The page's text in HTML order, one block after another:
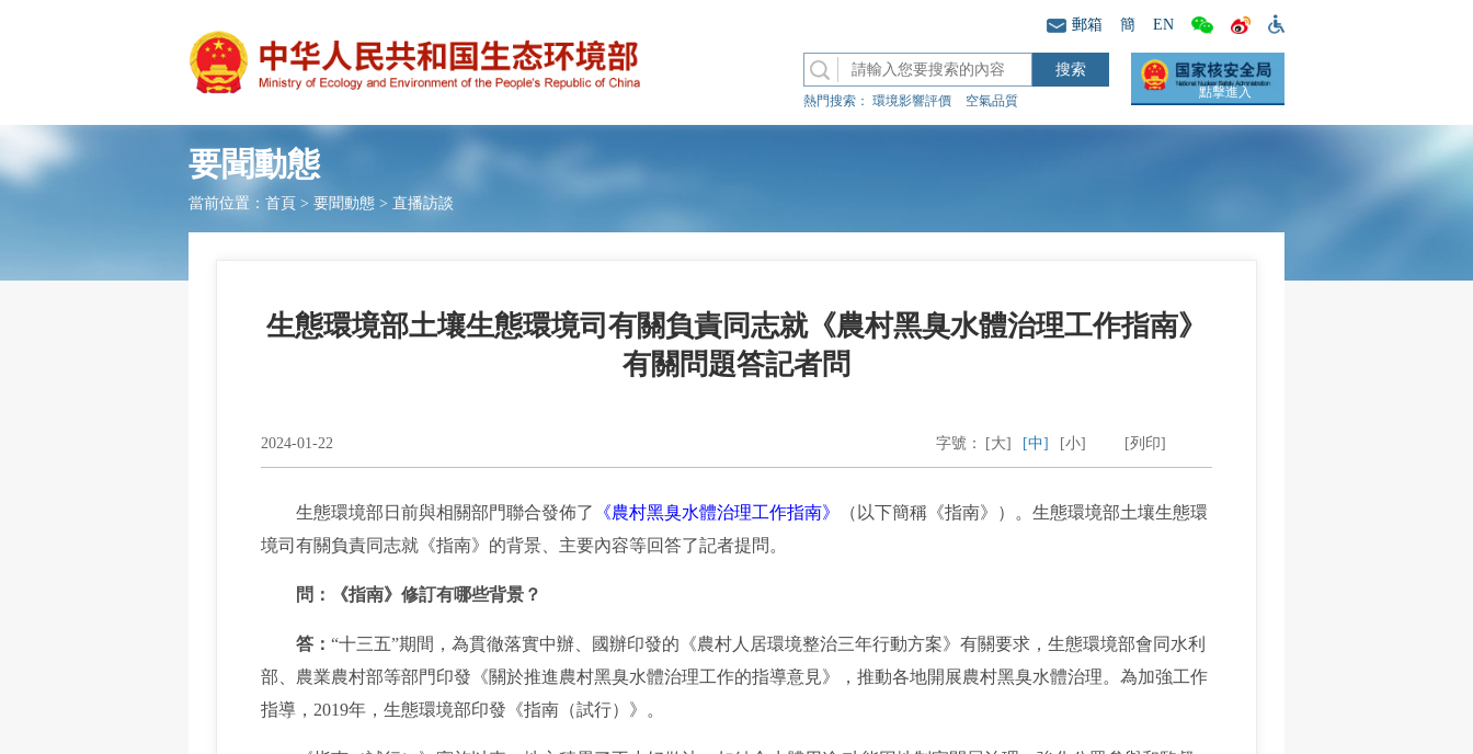
郵箱 簡 EN
熱門搜索： 環境影響評價 空氣品質
點擊進入
要聞動態
當前位置： 首頁 > 要聞動態 > 直播訪談
生態環境部土壤生態環境司有關負責同志就《農村黑臭水體治理工作指南》
有關問題答記者問
2024-01-22 [列印]
字號： [大] [中] [小]
生態環境部日前與相關部門聯合發佈了 《農村黑臭水體治理工作指南》
（以下簡稱《指南》）。生態環境部土壤生態環
境司有關負責同志就《指南》的背景、主要內容等回答了記者提問。
問：《指南》修訂有哪些背景？
答： “十三五”期間，為貫徹落實中辦、國辦印發的《農村人居環境整治三年行動方案》有關要求，生態環境部會同水利
部、農業農村部等部門印發《關於推進農村黑臭水體治理工作的指導意見》，推動各地開展農村黑臭水體治理。為加強工作
指導，2019年，生態環境部印發《指南（試行）》。